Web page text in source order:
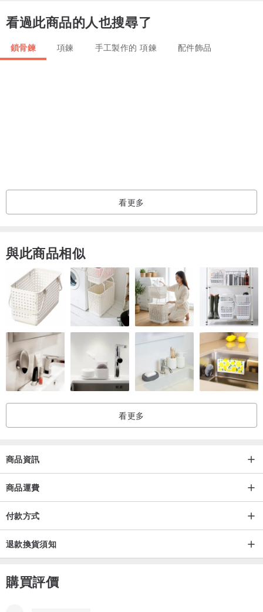
產地/製造方式：台灣製作
看過此商品的人也搜尋了
鎖骨鍊 項鍊 手工製作的 項鍊 配件飾品
看更多
與此商品相似
看更多
商品資訊
商品運費
付款方式
退款換貨須知
購買評價